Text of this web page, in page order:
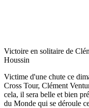
Victoire en solitaire de
Houssin
Victime d'une chute ce
Cross Tour, Clément
cela, il sera belle et bien
du Monde qui se déroule